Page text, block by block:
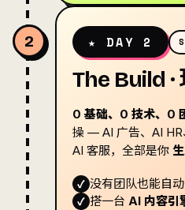
2 ★ DAY 2
The Build ·
0 基础、0 技术、0
操 — AI 广告、AI HR
AI 客服，全部是你
✓ 没有团队也能自
✓ 搭一台 AI 内容引